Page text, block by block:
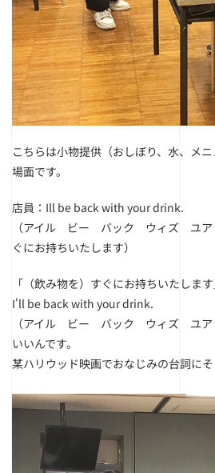
こちらは小物提供（おしぼり、水、メ
場面です。
店員：Ill be back with your drink.
（アイル ビー バック ウィズ ユ
ぐにお持ちいたします）
「（飲み物を）すぐにお持ちいたしま
I'll be back with your drink.
（アイル ビー バック ウィズ ユア
いいんです。
某ハリウッド映画でおなじみの台詞にそ